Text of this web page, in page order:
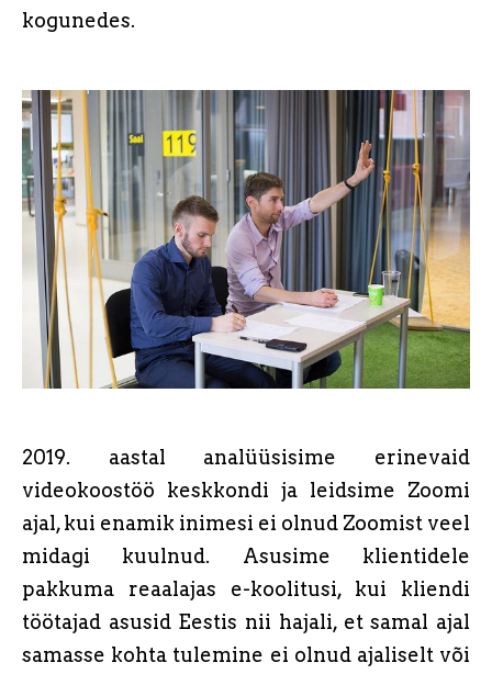
kogunedes.
2019. aastal analüüsisime erinevaid
videokoostöö keskkondi ja leidsime Zoomi
ajal, kui enamik inimesi ei olnud Zoomist veel
midagi kuulnud. Asusime klientidele
pakkuma reaalajas e-koolitusi, kui kliendi
töötajad asusid Eestis nii hajali, et samal ajal
samasse kohta tulemine ei olnud ajaliselt või